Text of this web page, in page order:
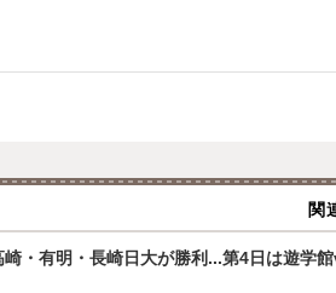
関
崎・有明・長崎日大が勝利...第4日は遊学